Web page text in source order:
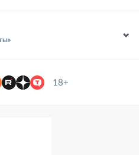
18+